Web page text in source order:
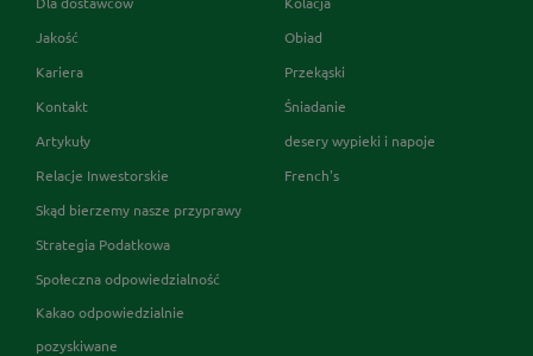
Jakość
Kariera
Kontakt
Artykuły
Relacje Inwestorskie
Skąd bierzemy nasze przyprawy
Strategia Podatkowa
Społeczna odpowiedzialność
Kakao odpowiedzialnie
pozyskiwane
Obiad
Przekąski
Śniadanie
desery wypieki i napoje
French's